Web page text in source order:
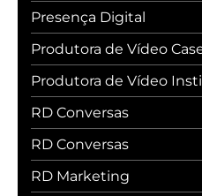
Presença Digital
Produtora de Vídeo
Produtora de Vídeo
RD Conversas
RD Conversas
RD Marketing